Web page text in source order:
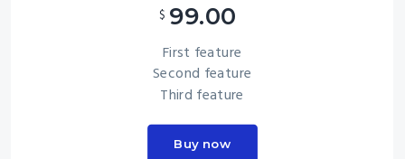
$ 99.00
First feature
Second feature
Third feature
Buy now